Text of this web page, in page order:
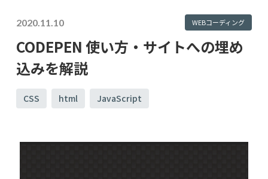
2020.11.10 WEBコーディング
CODEPEN 使い方・サイトへの埋め
込みを解説
CSS html JavaScript